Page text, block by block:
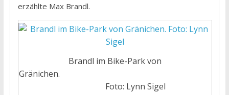
erzählte Max Brandl.
Brandl im Bike-Park von
Gränichen.
Foto: Lynn Sigel